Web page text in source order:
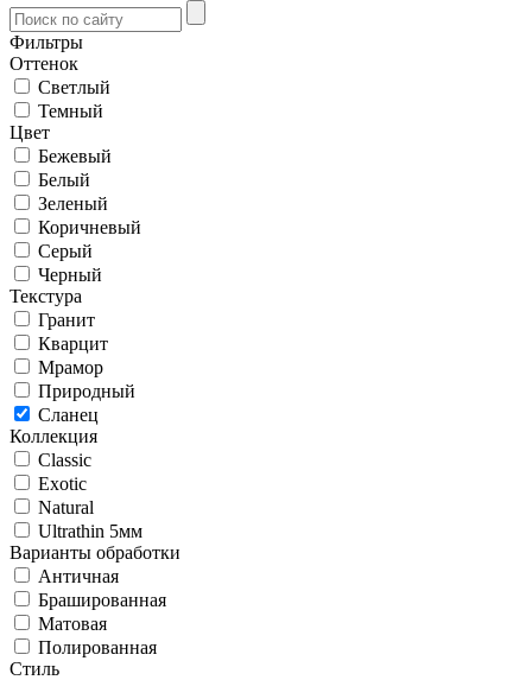
Фильтры
Оттенок
Светлый
Темный
Цвет
Бежевый
Белый
Зеленый
Коричневый
Серый
Черный
Текстура
Гранит
Кварцит
Мрамор
Природный
Сланец
Коллекция
Classic
Exotic
Natural
Ultrathin 5мм
Варианты обработки
Античная
Брашированная
Матовая
Полированная
Стиль